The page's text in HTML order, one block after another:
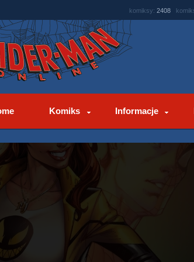
komiksy: 2408
Komiks Informacje